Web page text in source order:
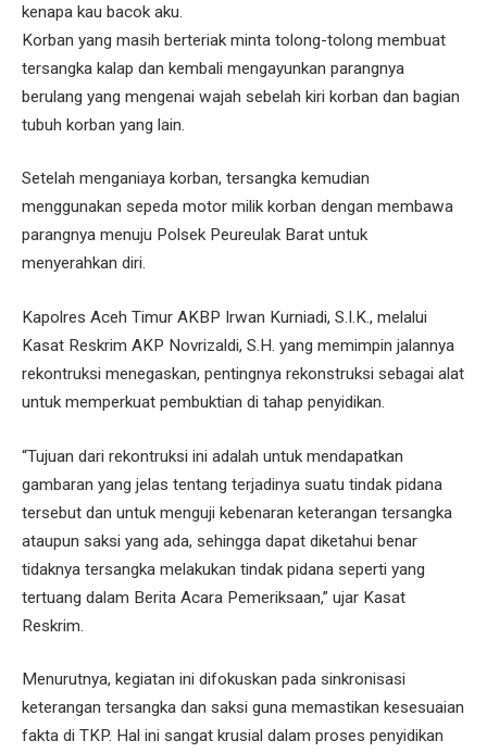
kenapa kau bacok aku.
Korban yang masih berteriak minta tolong-tolong membuat
tersangka kalap dan kembali mengayunkan parangnya
berulang yang mengenai wajah sebelah kiri korban dan bagian
tubuh korban yang lain.
Setelah menganiaya korban, tersangka kemudian
menggunakan sepeda motor milik korban dengan membawa
parangnya menuju Polsek Peureulak Barat untuk
menyerahkan diri.
Kapolres Aceh Timur AKBP Irwan Kurniadi, S.I.K., melalui
Kasat Reskrim AKP Novrizaldi, S.H. yang memimpin jalannya
rekontruksi menegaskan, pentingnya rekonstruksi sebagai alat
untuk memperkuat pembuktian di tahap penyidikan.
“Tujuan dari rekontruksi ini adalah untuk mendapatkan
gambaran yang jelas tentang terjadinya suatu tindak pidana
tersebut dan untuk menguji kebenaran keterangan tersangka
ataupun saksi yang ada, sehingga dapat diketahui benar
tidaknya tersangka melakukan tindak pidana seperti yang
tertuang dalam Berita Acara Pemeriksaan,” ujar Kasat
Reskrim.
Menurutnya, kegiatan ini difokuskan pada sinkronisasi
keterangan tersangka dan saksi guna memastikan kesesuaian
fakta di TKP. Hal ini sangat krusial dalam proses penyidikan